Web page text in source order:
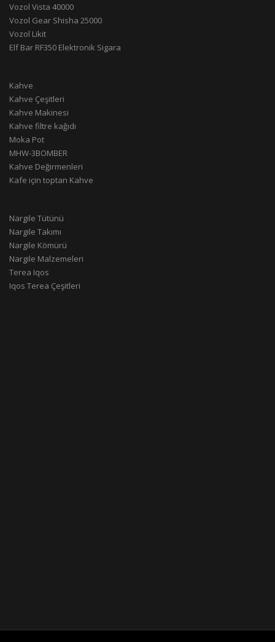
Vozol Vista 40000
Vozol Gear Shisha 25000
Vozol Likit
Elf Bar RF350 Elektronik Sigara
Kahve
Kahve Çeşitleri
Kahve Makinesi
Kahve filtre kağıdı
Moka Pot
MHW-3BOMBER
Kahve Değirmenleri
Kafe için toptan Kahve
Nargile Tütünü
Nargile Takımı
Nargile Kömürü
Nargile Malzemeleri
Terea Iqos
Iqos Terea Çeşitleri